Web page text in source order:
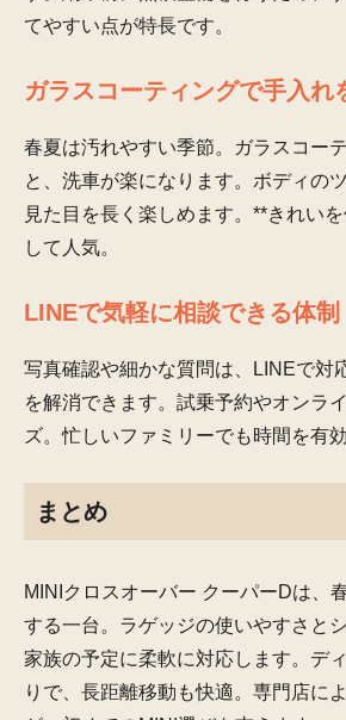
てやすい点が特長です。
ガラスコーティングで手入れ
春夏は汚れやすい季節。ガラスコー
と、洗車が楽になります。ボディの
見た目を長く楽しめます。**きれい
して人気。
LINEで気軽に相談できる体制
写真確認や細かな質問は、LINEで対
を解消できます。試乗予約やオンラ
ズ。忙しいファミリーでも時間を有
まとめ
MINIクロスオーバー クーパーDは、
する一台。ラゲッジの使いやすさと
家族の予定に柔軟に対応します。デ
りで、長距離移動も快適。専門店に